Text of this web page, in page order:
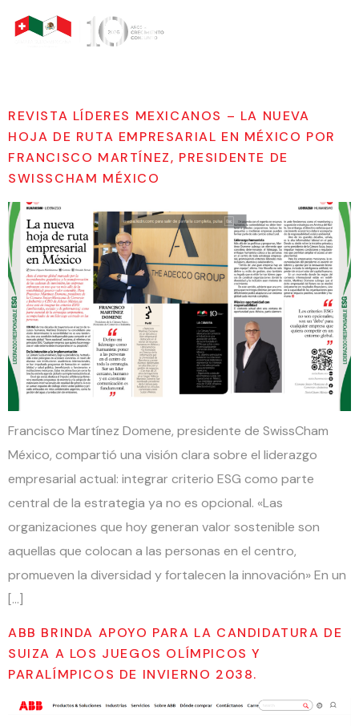
Noticias
REVISTA LÍDERES MEXICANOS – LA NUEVA
HOJA DE RUTA EMPRESARIAL EN MÉXICO POR
FRANCISCO MARTÍNEZ, PRESIDENTE DE
SWISSCHAM MÉXICO
Francisco Martínez Domene, presidente de SwissCham
México, compartió una visión clara sobre el liderazgo
empresarial actual: integrar criterio ESG como parte
central de la estrategia ya no es opcional. «Las
organizaciones que hoy generan valor sostenible son
aquellas que colocan a las personas en el centro,
promueven la diversidad y fortalecen la innovación» En un
[…]
ABB BRINDA APOYO PARA LA CANDIDATURA DE
SUIZA A LOS JUEGOS OLÍMPICOS Y
PARALÍMPICOS DE INVIERNO 2038.